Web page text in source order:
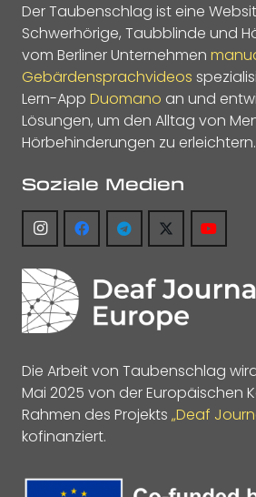
Der Taubenschlag ist eine
Schwerhörige, Taubblinde und
vom Berliner Unternehmen
Gebärdensprachvideos
Lern-App Duomano an und
Lösungen, um den Alltag von
Hörbehinderungen zu erleichtern.
Soziale Medien
Die Arbeit von Taubenschlag
Mai 2025 von der Europäischen
Rahmen des Projekts „Deaf
kofinanziert.